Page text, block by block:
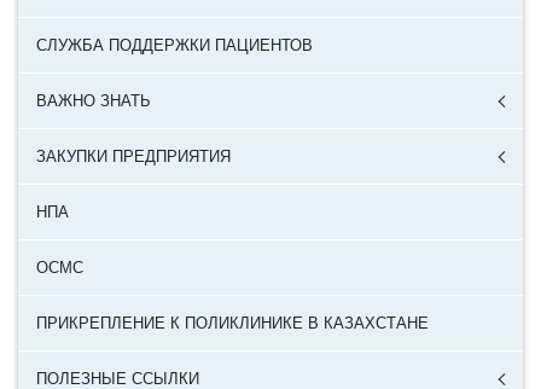
СЛУЖБА ПОДДЕРЖКИ ПАЦИЕНТОВ
ВАЖНО ЗНАТЬ
ЗАКУПКИ ПРЕДПРИЯТИЯ
НПА
ОСМС
ПРИКРЕПЛЕНИЕ К ПОЛИКЛИНИКЕ В КАЗАХСТАНЕ
ПОЛЕЗНЫЕ ССЫЛКИ